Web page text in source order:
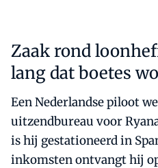
Zaak rond
lang dat boetes
Een Nederlandse piloot
uitzendbureau voor
is hij gestationeerd in
inkomsten ontvangt hij